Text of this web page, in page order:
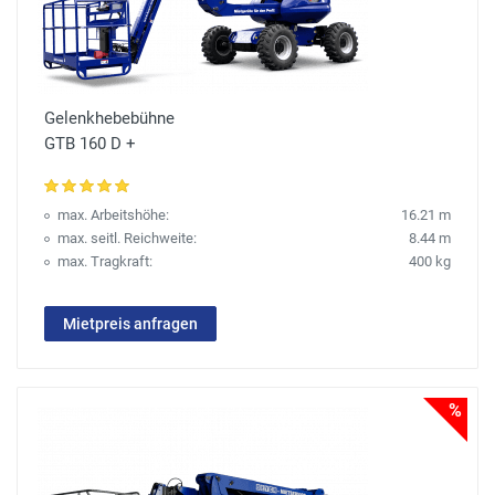
Gelenkhebebühne
GTB 160 D +
max. Arbeitshöhe:
16.21 m
max. seitl. Reichweite:
8.44 m
max. Tragkraft:
400 kg
Mietpreis anfragen
%